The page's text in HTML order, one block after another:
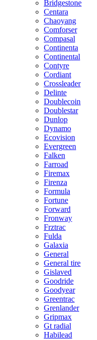
Bridgestone
Centara
Chaoyang
Comforser
Compasal
Continenta
Continental
Contyre
Cordiant
Crossleader
Delinte
Doublecoin
Doublestar
Dunlop
Dynamo
Ecovision
Evergreen
Falken
Farroad
Firemax
Firenza
Formula
Fortune
Forward
Fronway
Frztrac
Fulda
Galaxia
General
General tire
Gislaved
Goodride
Goodyear
Greentrac
Grenlander
Gripmax
Gt radial
Habilead